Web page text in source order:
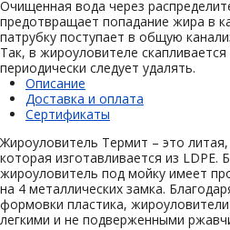
Очищенная вода через
предотвращает попадание жира в
патрубку поступает в общую
Так, в жироуловителе
периодически следует удалять.
Описание
Доставка и оплата
Сертификаты
Жироуловитель Термит – это
которая изготавливается из LDPE.
жироуловитель под мойку имеет
на 4 металлических замка.
формовки пластика,
легкими и не подверженными